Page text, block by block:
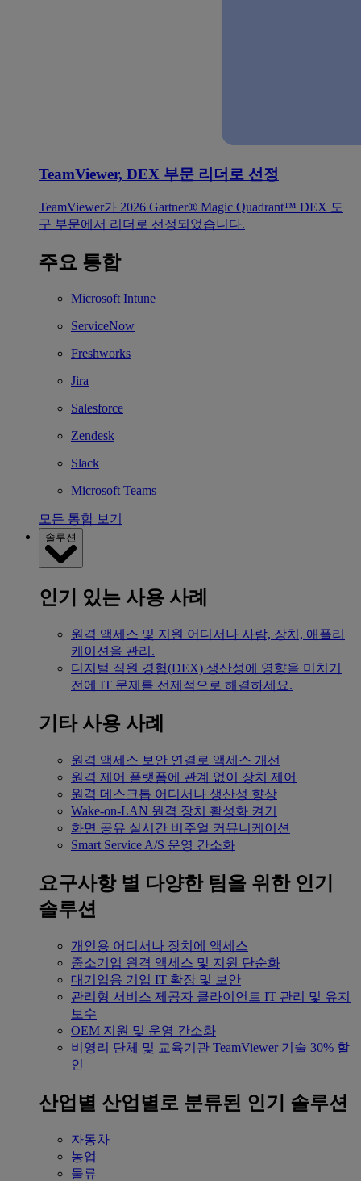
TeamViewer, DEX 부문 리더로 선정
TeamViewer가 2026 Gartner® Magic Quadrant™ DEX 도
구 부문에서 리더로 선정되었습니다.
주요 통합
Microsoft Intune
ServiceNow
Freshworks
Jira
Salesforce
Zendesk
Slack
Microsoft Teams
모든 통합 보기
솔루션
인기 있는 사용 사례
원격 액세스 및 지원 어디서나 사람, 장치, 애플리
케이션을 관리.
디지털 직원 경험(DEX) 생산성에 영향을 미치기
전에 IT 문제를 선제적으로 해결하세요.
기타 사용 사례
원격 액세스 보안 연결로 액세스 개선
원격 제어 플랫폼에 관계 없이 장치 제어
원격 데스크톱 어디서나 생산성 향상
Wake-on-LAN 원격 장치 활성화 켜기
화면 공유 실시간 비주얼 커뮤니케이션
Smart Service A/S 운영 간소화
요구사항 별 다양한 팀을 위한 인기
솔루션
개인용 어디서나 장치에 액세스
중소기업 원격 액세스 및 지원 단순화
대기업용 기업 IT 확장 및 보안
관리형 서비스 제공자 클라이언트 IT 관리 및 유지
보수
OEM 지원 및 운영 간소화
비영리 단체 및 교육기관 TeamViewer 기술 30% 할
인
산업별 산업별로 분류된 인기 솔루션
자동차
농업
물류